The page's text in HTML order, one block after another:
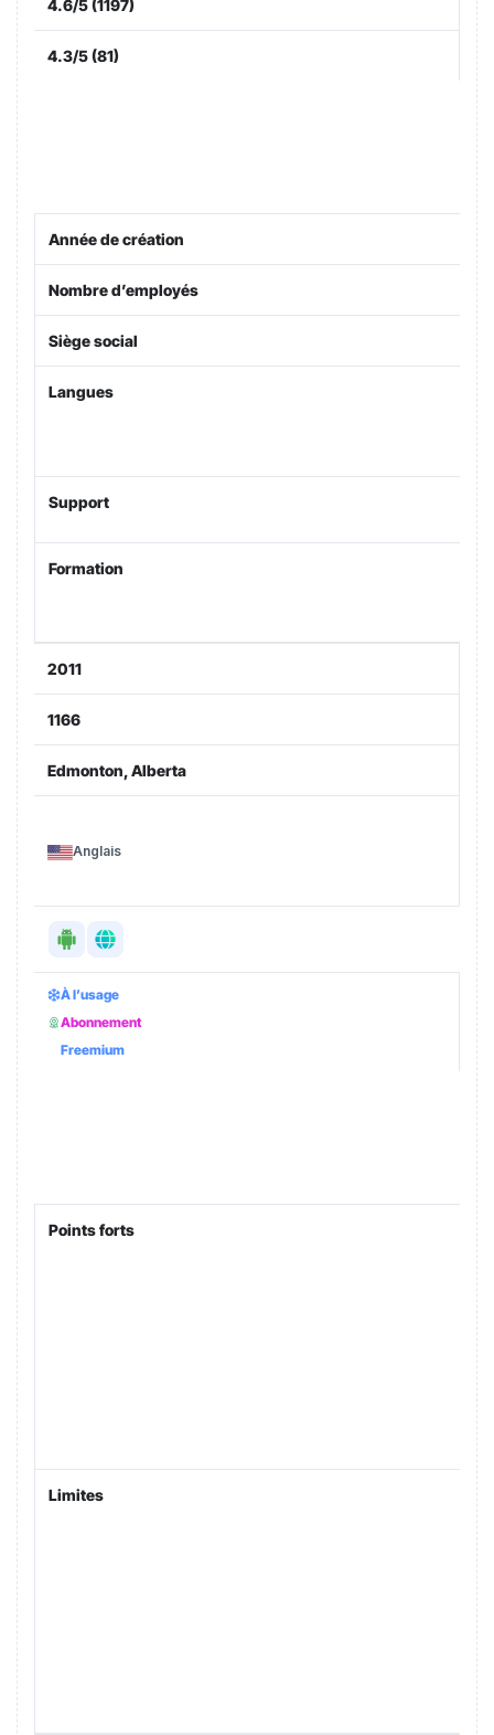
4.6/5 (1197)
4.3/5 (81)
Année de création
Nombre d’employés
Siège social
Langues
Support
Formation
2011
1166
Edmonton, Alberta
Anglais
À l’usage
Abonnement
Freemium
Points forts
Limites